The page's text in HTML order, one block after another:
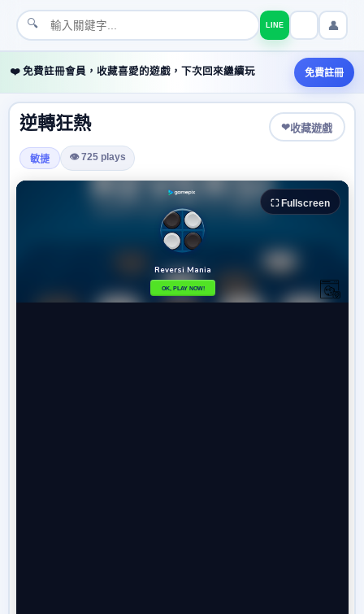
🔍 LINE 👤
❤️ 免費註冊會員，收藏喜愛的遊戲，下次回來繼續玩 免費註冊
逆轉狂熱 ❤收藏遊戲
敏捷 👁 725 plays
⛶ Fullscreen